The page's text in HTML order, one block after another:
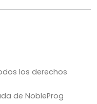
los derechos
de NobleProg